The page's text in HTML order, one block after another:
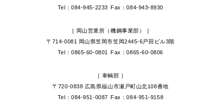
Tel：084-945-2233 Fax：084-943-8930
［ 岡山営業所（機鋼事業部） ］
〒714-0081 岡山県笠岡市笠岡2445-6戸田ビル3階
Tel：0865-60-0801
Fax：0865-60-0806
［ 車輌部 ］
〒720-0838 広島県福山市瀬戸町山北108番地
Tel：084-951-0087 Fax：084-951-9158